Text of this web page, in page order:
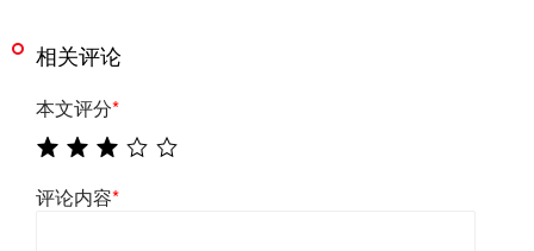
相关评论
本文评分*
评论内容*